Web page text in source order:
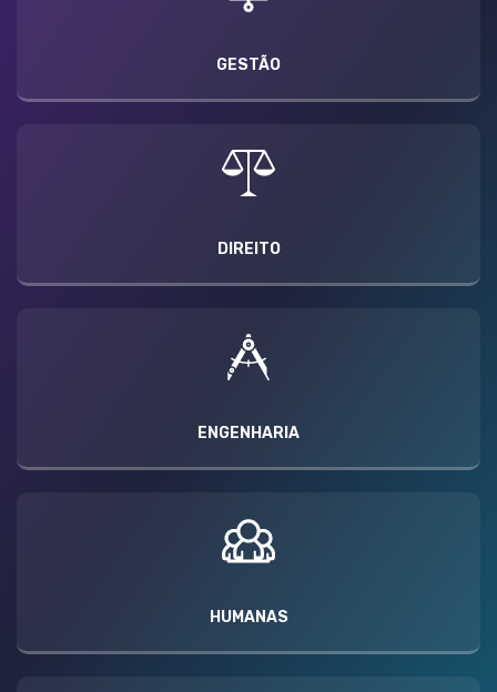
GESTÃO
DIREITO
ENGENHARIA
HUMANAS